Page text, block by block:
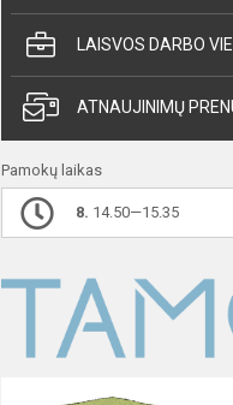
LAISVOS DARBO
ATNAUJINIMŲ
Pamokų laikas
8. 14.50—15.35